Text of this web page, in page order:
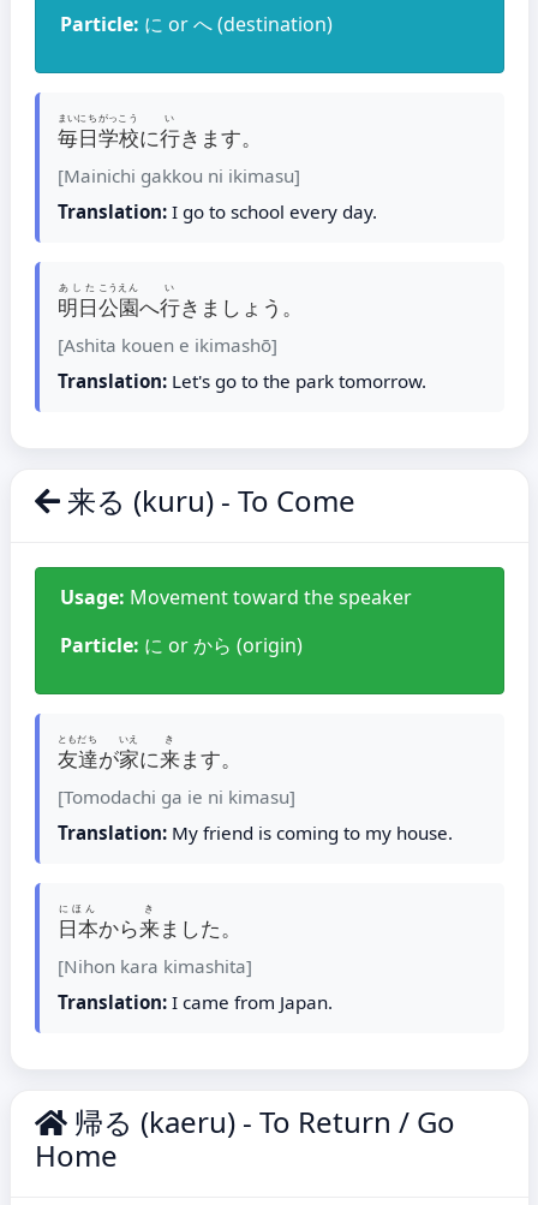
Particle: に or へ (destination)
毎日
まいにち
学校
がっこう
に行
い
きます。
[Mainichi gakkou ni ikimasu]
Translation:I go to school every day.
明日
あした
公園
こうえん
へ行
い
きましょう。
[Ashita kouen e ikimashō]
Translation:Let's go to the park tomorrow.
来る (kuru) - To Come
Usage: Movement toward the speaker
Particle: に or から (origin)
友達
ともだち
が家
いえ
に来
き
ます。
[Tomodachi ga ie ni kimasu]
Translation:My friend is coming to my house.
日本
にほん
から来
き
ました。
[Nihon kara kimashita]
Translation:I came from Japan.
帰る (kaeru) - To Return / Go
Home